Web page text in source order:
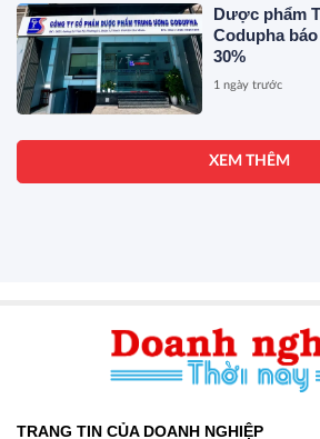
Dược phẩm
Codupha
30%
1 ngày trước
XEM THÊM
TRANG TIN CỦA DOANH NGHIỆP